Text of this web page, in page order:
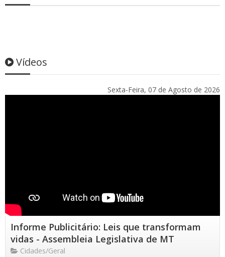
Vídeos
Sexta-Feira, 07 de Agosto de 2026
Informe Publicitário: Leis que transformam
vidas - Assembleia Legislativa de MT
Cidades/Geral